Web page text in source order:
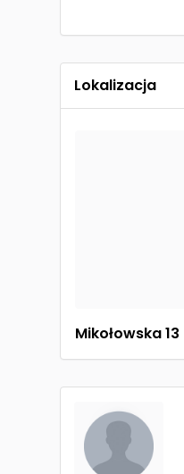
Lokalizacja
Mikołowska 13